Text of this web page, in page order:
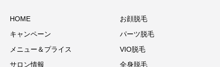
HOME
キャンペーン
メニュー＆プライス
サロン情報
お顔脱毛
パーツ脱毛
VIO脱毛
全身脱毛